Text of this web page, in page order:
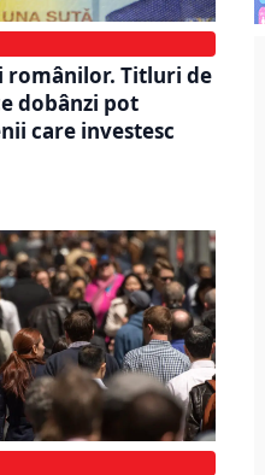
românilor. Titluri de
dobânzi pot
care investesc